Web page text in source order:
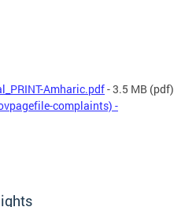
Amharic.pdf- 3.5 MB (pdf)
complaints) -